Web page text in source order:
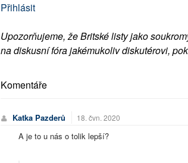
Přihlásit
Upozorňujeme, že Britské listy jako
na diskusní fóra jakémukoliv diskutérovi,
Komentáře
Katka Pazderů 18. čvn. 2020
A je to u nás o tolik lepší?